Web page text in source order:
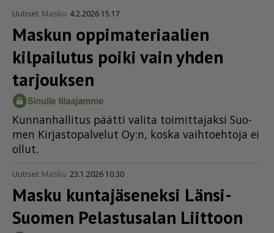
Uutiset Masku 4.2.2026 15.17
Maskun oppima­te­ri­aalien
kilpailutus poiki vain yhden
tarjouksen
Kun­nan­hal­li­tus päät­ti va­li­ta toi­mit­ta­jak­si Suo­
men Kir­jas­to­pal­ve­lut Oy:n, kos­ka vaih­to­eh­to­ja ei
ol­lut.
Uutiset Masku 23.1.2026 10.30
Masku kuntajäseneksi Länsi-
Suomen Pelastusalan Liittoon